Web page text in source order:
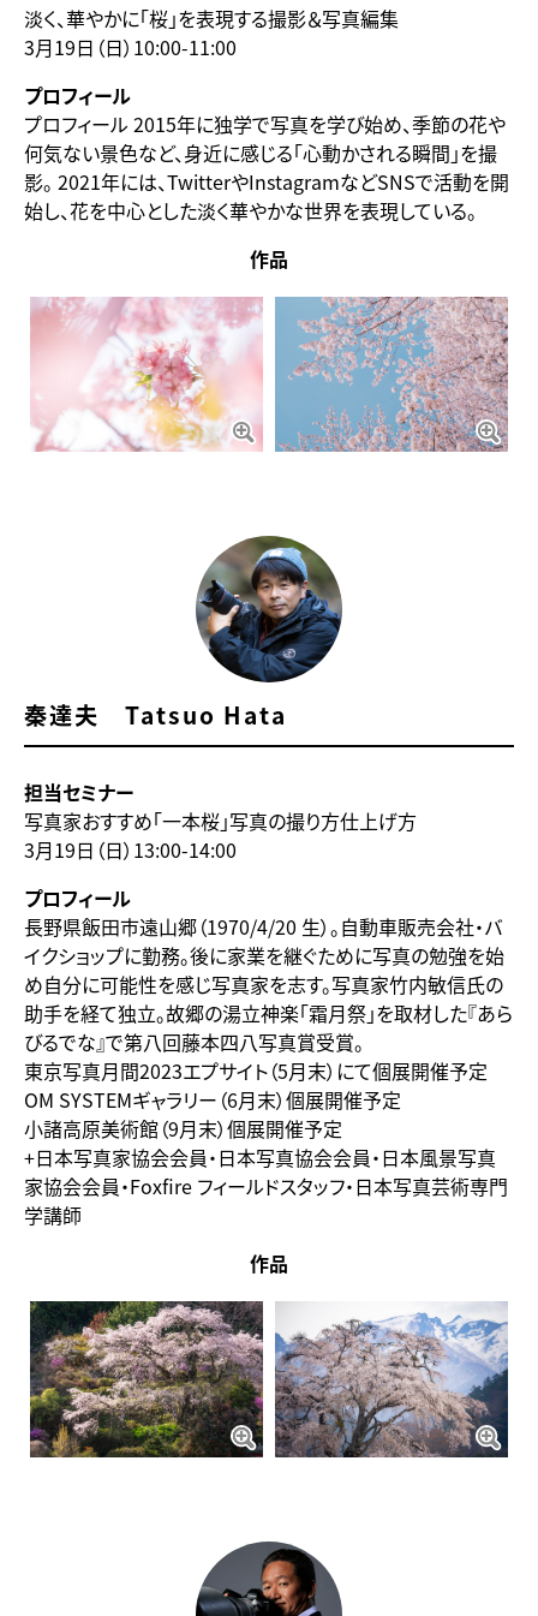
淡く、華やかに「桜」を表現する撮影＆写真編集
3月19日（日）10:00-11:00
プロフィール
プロフィール 2015年に独学で写真を学び始め、季節の花や
何気ない景色など、身近に感じる「心動かされる瞬間」を撮
影。 2021年には、TwitterやInstagramなどSNSで活動を開
始し、花を中心とした淡く華やかな世界を表現している。
作品
秦達夫 Tatsuo Hata
担当セミナー
写真家おすすめ「一本桜」写真の撮り方仕上げ方
3月19日（日）13:00-14:00
プロフィール
長野県飯田市遠山郷（1970/4/20 生）。自動車販売会社・バ
イクショップに勤務。後に家業を継ぐために写真の勉強を始
め自分に可能性を感じ写真家を志す。写真家竹内敏信氏の
助手を経て独立。故郷の湯立神楽「霜月祭」を取材した『あら
びるでな』で第八回藤本四八写真賞受賞。
東京写真月間2023エプサイト（5月末）にて個展開催予定
OM SYSTEMギャラリー（6月末）個展開催予定
小諸高原美術館（9月末）個展開催予定
+日本写真家協会会員・日本写真協会会員・日本風景写真
家協会会員・Foxfire フィールドスタッフ・日本写真芸術専門
学講師
作品